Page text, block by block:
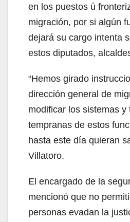
en los puestos ú
migración, por si algún
dejará su cargo intenta
estos diputados,
“Hemos girado
dirección general de
modificar los sistemas y
tempranas de estos
hasta este día quieran
Villatoro.
El encargado de la
mencionó que no
personas evadan la